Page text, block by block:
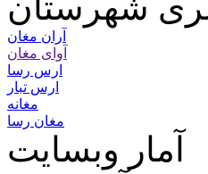
آران مغان
آوای مغان
ارس رسا
ارس تبار
مغانه
مغان رسا
آمار وبسایت